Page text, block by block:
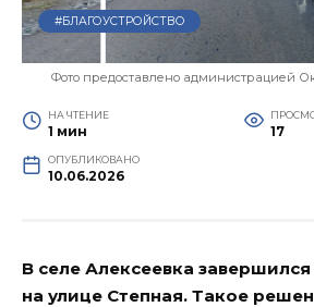
#БЛАГОУСТРОЙСТВО
Фото предоставлено администрацией
НА ЧТЕНИЕ
1 мин 17
ОПУБЛИКОВАНО
10.06.2026
В селе Алексеевка
на улице Степная. Такое